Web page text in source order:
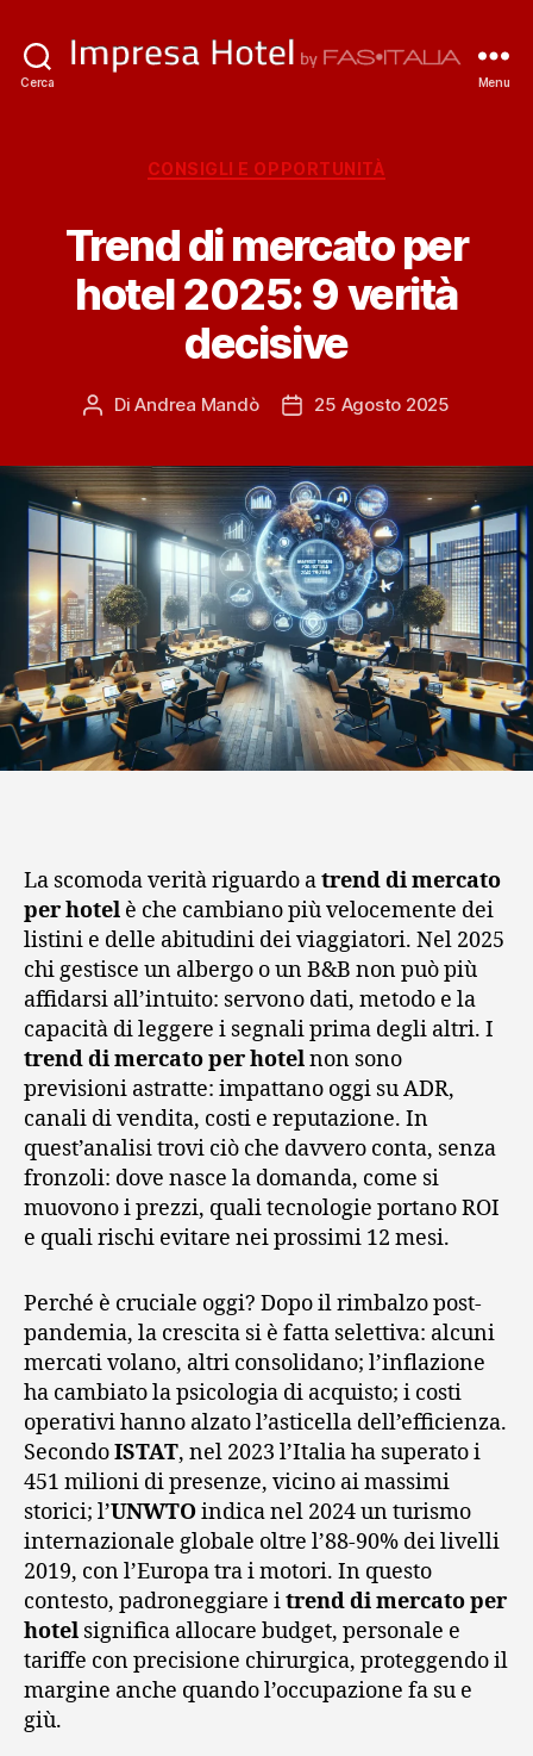
Cerca Menu
Categorie
CONSIGLI E OPPORTUNITÀ
Trend di mercato per
hotel 2025: 9 verità
decisive
Autore
DiAndrea Mandò
Data25 Agosto 2025
La scomoda verità riguardo atrend di mercato
per hotel è che cambiano più velocemente dei
listini e delle abitudini dei viaggiatori. Nel 2025
chi gestisce un albergo o un B&B non può più
affidarsi all’intuito: servono dati, metodo e la
capacità di leggere i segnali prima degli altri. I
trend di mercato per hotelnon sono
previsioni astratte: impattano oggi su ADR,
canali di vendita, costi e reputazione. In
quest’analisi trovi ciò che davvero conta, senza
fronzoli: dove nasce la domanda, come si
muovono i prezzi, quali tecnologie portano ROI
e quali rischi evitare nei prossimi 12 mesi.
Perché è cruciale oggi? Dopo il rimbalzo post-
pandemia, la crescita si è fatta selettiva: alcuni
mercati volano, altri consolidano; l’inflazione
ha cambiato la psicologia di acquisto; i costi
operativi hanno alzato l’asticella dell’efficienza.
SecondoISTAT, nel 2023 l’Italia ha superato i
451 milioni di presenze, vicino ai massimi
storici; l’UNWTOindica nel 2024 un turismo
internazionale globale oltre l’88-90% dei livelli
2019, con l’Europa tra i motori. In questo
contesto, padroneggiare itrend di mercato per
hotel significa allocare budget, personale e
tariffe con precisione chirurgica, proteggendo il
margine anche quando l’occupazione fa su e
giù.